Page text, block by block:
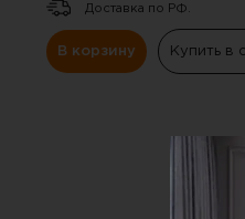
Доставка по РФ.
В корзину Купить в